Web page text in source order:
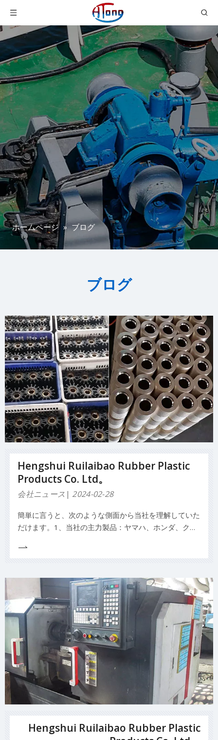
ホームページ » ブログ
ブログ
Hengshui Ruilaibao Rubber Plastic
Products Co. Ltd。
会社ニュース 2024-02-28
簡単に言うと、次のような側面から当社を理解していた
だけます。1、当社の主力製品：ヤマハ、ホンダ、クラ
化ゴムシール、ゴム製止水ストリップ、ゴム製のガスケ
ット。マシンt
Hengshui Ruilaibao Rubber Plastic